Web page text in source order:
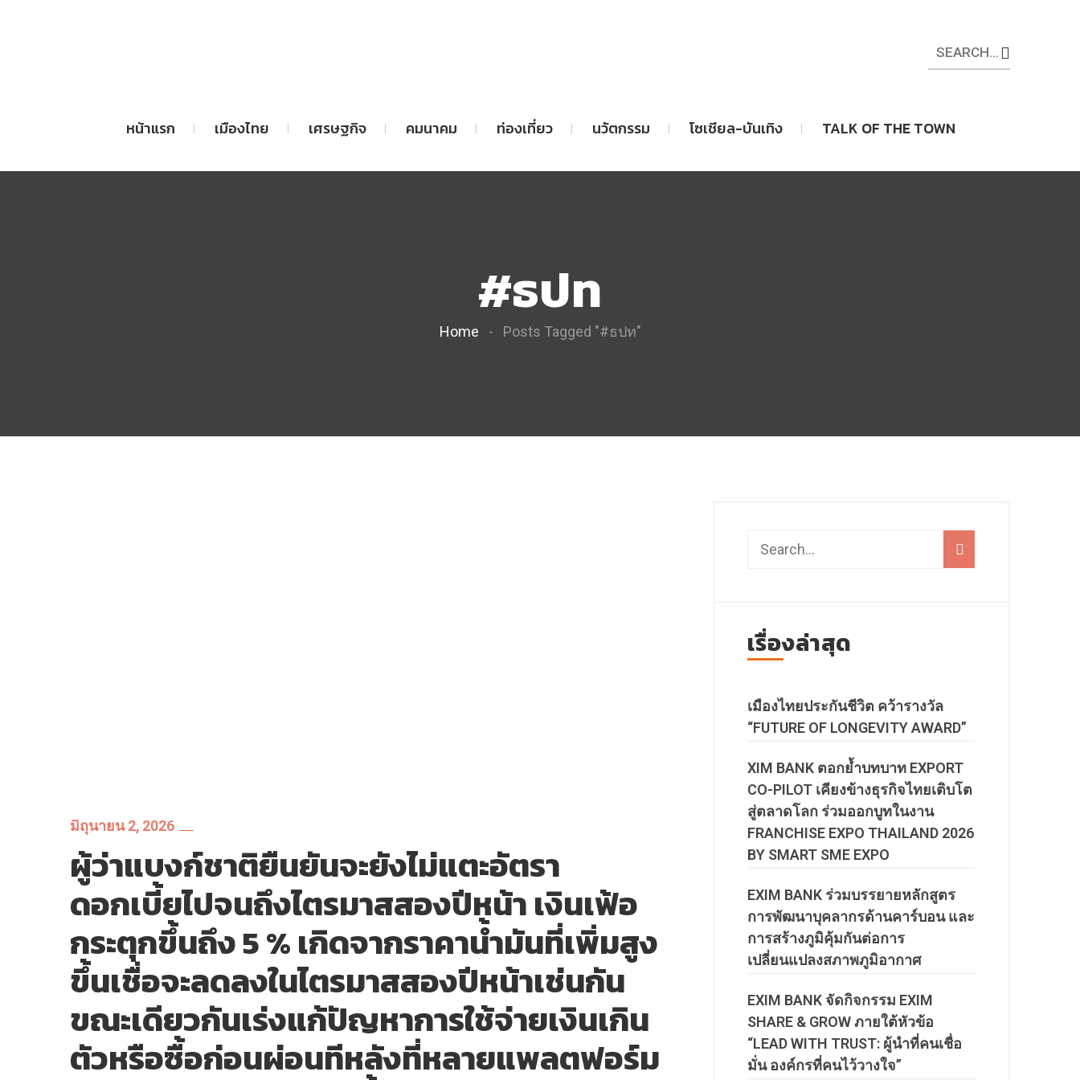
หน้าแรก เมืองไทย เศรษฐกิจ คมนาคม ท่องเที่ยว นวัตกรรม โซเชียล-บันเทิง TALK OF THE TOWN
#ธปท
Home Posts Tagged "#ธปท"
มิถุนายน 2, 2026
ผู้ว่าแบงก์ชาติยืนยันจะยังไม่แตะอัตรา
ดอกเบี้ยไปจนถึงไตรมาสสองปีหน้า เงินเฟ้อ
กระตุกขึ้นถึง 5 % เกิดจากราคาน้ำมันที่เพิ่มสูง
ขึ้นเชื่อจะลดลงในไตรมาสสองปีหน้าเช่นกัน
ขณะเดียวกันเร่งแก้ปัญหาการใช้จ่ายเงินเกิน
ตัวหรือซื้อก่อนผ่อนทีหลังที่หลายแพลตฟอร์ม
เรื่องล่าสุด
เมืองไทยประกันชีวิต คว้ารางวัล
“FUTURE OF LONGEVITY AWARD”
XIM BANK ตอกย้ำบทบาท EXPORT
CO-PILOT เคียงข้างธุรกิจไทยเติบโต
สู่ตลาดโลก ร่วมออกบูทในงาน
FRANCHISE EXPO THAILAND 2026
BY SMART SME EXPO
EXIM BANK ร่วมบรรยายหลักสูตร
การพัฒนาบุคลากรด้านคาร์บอน และ
การสร้างภูมิคุ้มกันต่อการ
เปลี่ยนแปลงสภาพภูมิอากาศ
EXIM BANK จัดกิจกรรม EXIM
SHARE & GROW ภายใต้หัวข้อ
“LEAD WITH TRUST: ผู้นำที่คนเชื่อ
มั่น องค์กรที่คนไว้วางใจ”